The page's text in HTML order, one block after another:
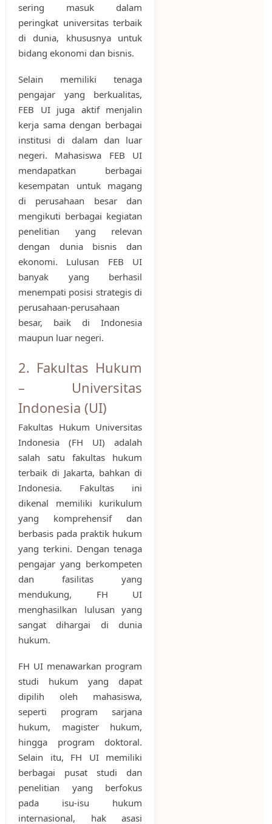
sering masuk dalam
peringkat universitas terbaik
di dunia, khususnya untuk
bidang ekonomi dan bisnis.
Selain memiliki tenaga
pengajar yang berkualitas,
FEB UI juga aktif menjalin
kerja sama dengan berbagai
institusi di dalam dan luar
negeri. Mahasiswa FEB UI
mendapatkan berbagai
kesempatan untuk magang
di perusahaan besar dan
mengikuti berbagai kegiatan
penelitian yang relevan
dengan dunia bisnis dan
ekonomi. Lulusan FEB UI
banyak yang berhasil
menempati posisi strategis di
perusahaan-perusahaan
besar, baik di Indonesia
maupun luar negeri.
2. Fakultas Hukum
– Universitas
Indonesia (UI)
Fakultas Hukum Universitas
Indonesia (FH UI) adalah
salah satu fakultas hukum
terbaik di Jakarta, bahkan di
Indonesia. Fakultas ini
dikenal memiliki kurikulum
yang komprehensif dan
berbasis pada praktik hukum
yang terkini. Dengan tenaga
pengajar yang berkompeten
dan fasilitas yang
mendukung, FH UI
menghasilkan lulusan yang
sangat dihargai di dunia
hukum.
FH UI menawarkan program
studi hukum yang dapat
dipilih oleh mahasiswa,
seperti program sarjana
hukum, magister hukum,
hingga program doktoral.
Selain itu, FH UI memiliki
berbagai pusat studi dan
penelitian yang berfokus
pada isu-isu hukum
internasional, hak asasi